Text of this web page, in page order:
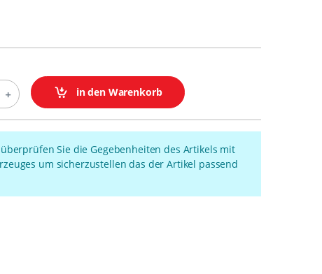
in den Warenkorb
Sie die Gegebenheiten des Artikels mit
um sicherzustellen das der Artikel passend